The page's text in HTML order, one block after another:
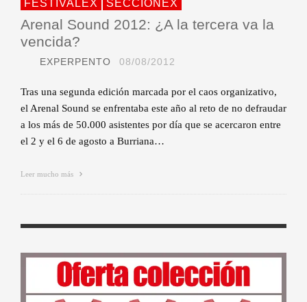
FESTIVALEX SECCIONEX
Arenal Sound 2012: ¿A la tercera va la
vencida?
EXPERPENTO 08/08/2012
Tras una segunda edición marcada por el caos organizativo,
el Arenal Sound se enfrentaba este año al reto de no defraudar
a los más de 50.000 asistentes por día que se acercaron entre
el 2 y el 6 de agosto a Burriana…
Leer mucho más